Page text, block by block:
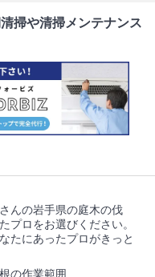
掃や清掃メンテナンス
んの岩手県の庭木の伐
プロをお選びください。
たにあったプロがきっと
の作業範囲